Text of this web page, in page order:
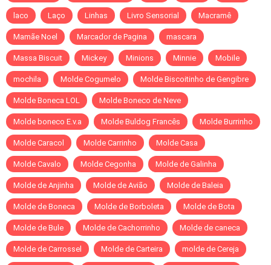
laco Laço Linhas Livro Sensorial Macramê
Mamãe Noel Marcador de Pagina mascara
Massa Biscuit Mickey Minions Minnie Mobile
mochila Molde Cogumelo Molde Biscoitinho de Gengibre
Molde Boneca LOL Molde Boneco de Neve
Molde boneco E.v.a Molde Buldog Francês Molde Burrinho
Molde Caracol Molde Carrinho Molde Casa
Molde Cavalo Molde Cegonha Molde de Galinha
Molde de Anjinha Molde de Avião Molde de Baleia
Molde de Boneca Molde de Borboleta Molde de Bota
Molde de Bule Molde de Cachorrinho Molde de caneca
Molde de Carrossel Molde de Carteira molde de Cereja